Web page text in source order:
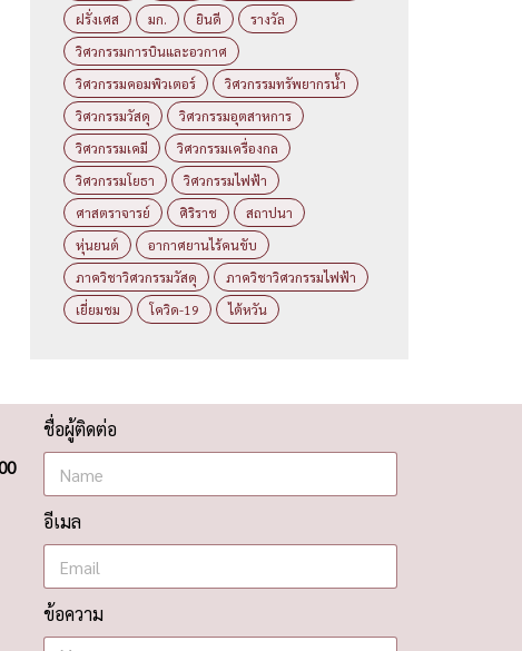
ฝรั่งเศส
มก. ยินดี
รางวัล
วิศวกรรมการบินและอวกาศ
วิศวกรรมคอมพิวเตอร์
วิศวกรรมทรัพยากรน้ำ
วิศวกรรมวัสดุ
วิศวกรรมอุตสาหการ
วิศวกรรมเคมี
วิศวกรรมเครื่องกล
วิศวกรรมโยธา
วิศวกรรมไฟฟ้า
ศาสตราจารย์
ศิริราช
สถาปนา
หุ่นยนต์
อากาศยานไร้คนขับ
ภาควิชาวิศวกรรมวัสดุ
ภาควิชาวิศวกรรมไฟฟ้า
เยี่ยมชม
โควิด-19 ไต้หวัน
ชื่อผู้ติดต่อ
อีเมล
ข้อความ